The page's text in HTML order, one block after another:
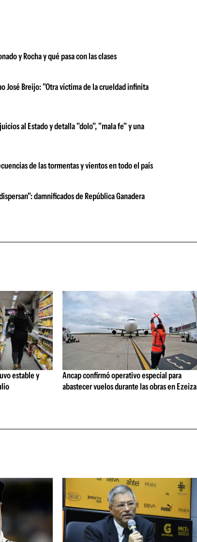
y Rocha y qué pasa con las clases
José Breijo: "Otra víctima de la crueldad infinita
al Estado y detalla "dolo", "mala fe" y una
de las tormentas y vientos en todo el país
damnificados de República Ganadera
estable y
Ancap confirmó operativo especial para
abastecer vuelos durante las obras en Ezeiza